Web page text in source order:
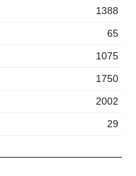
1388
65
1075
1750
2002
29